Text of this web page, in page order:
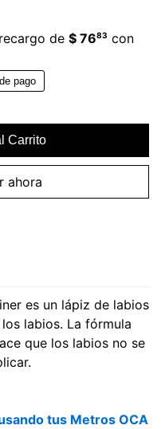
de $ 7683 con
pago
Carrito
ahora
es un lápiz de labios
labios. La fórmula
que los labios no se
tus Metros OCA